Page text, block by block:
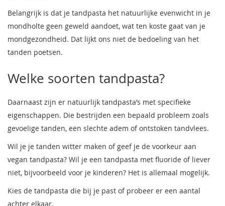
Belangrijk is dat je tandpasta het natuurlijke evenwicht in je
mondholte geen geweld aandoet, wat ten koste gaat van je
mondgezondheid. Dat lijkt ons niet de bedoeling van het
tanden poetsen.
Welke soorten tandpasta?
Daarnaast zijn er natuurlijk tandpasta’s met specifieke
eigenschappen. Die bestrijden een bepaald probleem zoals
gevoelige tanden, een slechte adem of ontstoken tandvlees.
Wil je je tanden witter maken of geef je de voorkeur aan
vegan tandpasta? Wil je een tandpasta met fluoride of liever
niet, bijvoorbeeld voor je kinderen? Het is allemaal mogelijk.
Kies de tandpasta die bij je past of probeer er een aantal
achter elkaar.